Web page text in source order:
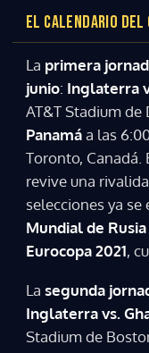
EL CALENDARIO DEL
La primera
junio: Inglaterra
AT&T Stadium de
Panamáa las
Toronto, Canadá.
revive una
selecciones ya
Mundial de Rusia
Eurocopa 2021,
La segunda
Inglaterra vs.
Stadium de